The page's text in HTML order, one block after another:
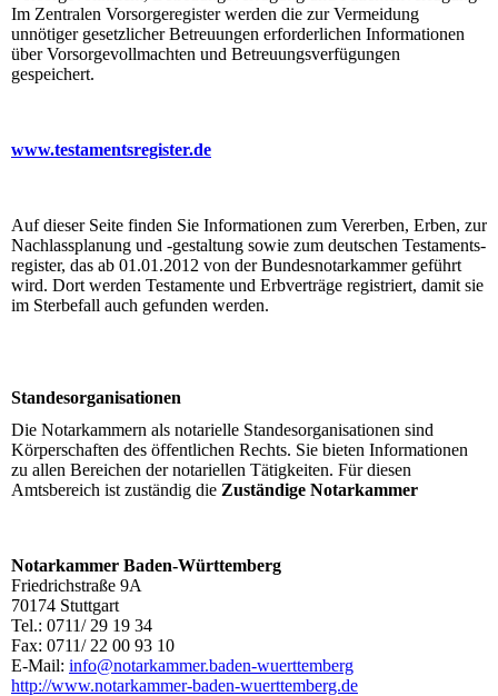
Im Zentralen Vorsorgeregister werden die zur Vermeidung
unnötiger gesetzlicher Betreuungen erfor­der­lichen Informationen
über Vorsorge­voll­mach­ten und Betreuungsverfügungen
gespeichert.
www.testamentsregister.de
Auf dieser Seite finden Sie Informationen zum Vererben, Erben, zur
Nachlassplanung und -gestaltung sowie zum deutschen Testa­ments­
register, das ab 01.01.2012 von der Bun­des­notarkammer geführt
wird. Dort werden Testamente und Erbverträge registriert, damit sie
im Sterbefall auch gefunden werden.
Standesorgani­sationen
Die Notarkammern als notarielle Standesorganisationen sind
Körperschaften des öffentlichen Rechts. Sie bieten Informationen
zu allen Bereichen der notariellen Tätigkeiten. Für diesen
Amtsbereich ist zuständig die Zuständige Notarkammer
Notarkammer Baden-Württemberg
Friedrichstraße 9A
70174 Stuttgart
Tel.: 0711/ 29 19 34
Fax: 0711/ 22 00 93 10
E-Mail: info@notarkammer.baden-wuerttemberg
http://www.notarkammer-baden-wuerttemberg.de